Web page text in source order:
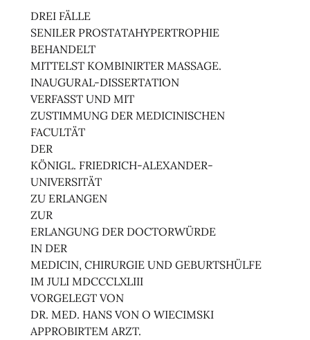
DREI FÄLLE
SENILER PROSTATAHYPERTROPHIE
BEHANDELT
MITTELST KOMBINIRTER MASSAGE.
INAUGURAL-DISSERTATION
VERFASST UND MIT
ZUSTIMMUNG DER MEDICINISCHEN
FACULTÄT
DER
KÖNIGL. FRIEDRICH-ALEXANDER-
UNIVERSITÄT
ZU ERLANGEN
ZUR
ERLANGUNG DER DOCTORWÜRDE
IN DER
MEDICIN, CHIRURGIE UND GEBURTSHÜLFE
IM JULI MDCCCLXLIII
VORGELEGT VON
DR. MED. HANS VON O WIECIMSKI
APPROBIRTEM ARZT.